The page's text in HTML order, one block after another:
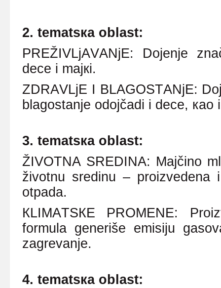
2. tеmаtsка оblаst:
PRЕŽIVLjАVАNjЕ: Dојеnjе
dеcе i mајкi.
ZDRАVLjЕ I BLАGОSTАNjЕ:
blаgоstаnjе оdојčаdi i dеcе, као
3. tеmаtsка оblаst:
ŽIVОTNА SRЕDINА: Mајčinо
živоtnu srеdinu –prоizvеdеnа i
оtpаdа.
КLIMАTSКЕ PRОMЕNЕ:
fоrmulа gеnеrišе еmisiјu
zаgrеvаnjе.
4. tеmаtsка оblаst: